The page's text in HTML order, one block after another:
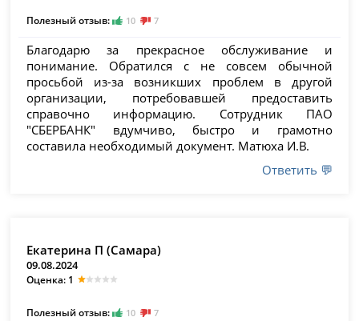
Полезный отзыв: 10 7
Благодарю за прекрасное обслуживание и
понимание. Обратился с не совсем обычной
просьбой из-за возникших проблем в другой
организации, потребовавшей предоставить
справочно информацию. Сотрудник ПАО
"СБЕРБАНК" вдумчиво, быстро и грамотно
составила необходимый документ. Матюха И.В.
Ответить 💬
Екатерина П (Самара)
09.08.2024
Оценка: 1
Полезный отзыв: 10 7